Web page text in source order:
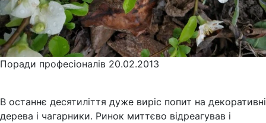
Поради професіоналів 20.02.2013
В останнє десятиліття дуже виріс попит на декоративні
дерева і чагарники. Ринок миттєво відреагував і